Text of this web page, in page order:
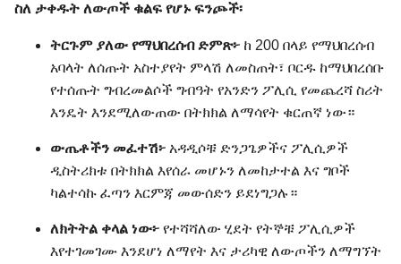
ስለ ታቀዱት ለውጦች ቁልፍ የሆኑ ፍንጮች፡
ትርጉም ያለው የማህበረሰብ ድምጽ፦ ከ 200 በላይ የማህበረሰብ
አባላት ለሰጡት አስተያየት ምላሽ ለመስጠት፣ ቦርዱ ከማህበረሰቡ
የተሰጡት ግብረመልሶች ግብዓት የአንድን ፖሊሲ የመጨረሻ ስሪት
እንዴት እንደሚለውጠው በትክክል ለማሳየት ቁርጠኛ ነው።
ውጤቶችን መፈተሽ፦ አዳዲሶቹ ድንጋጌዎችና ፖሊሲዎች
ዲስትሪክቱ በትክክል እየሰራ መሆኑን ለመከታተል እና ግቦች
ካልተሳኩ ፈጣን እርምጃ መውሰድን ይደነግጋሉ።
ለክትትል ቀላል ነው፦ የተሻሻለው ሂደት የትኞቹ ፖሊሲዎች
እየተገመገሙ እንደሆነ ለማየት እና ታሪካዊ ለውጦችን ለማግኘት